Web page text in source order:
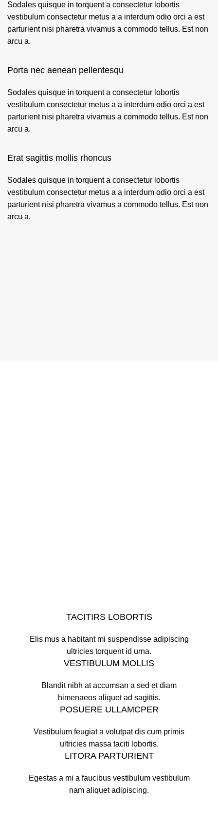
Sodales quisque in torquent a consectetur lobortis
vestibulum consectetur metus a a interdum odio orci a est
parturient nisi pharetra vivamus a commodo tellus. Est non
arcu a.
Porta nec aenean pellentesqu
Sodales quisque in torquent a consectetur lobortis
vestibulum consectetur metus a a interdum odio orci a est
parturient nisi pharetra vivamus a commodo tellus. Est non
arcu a.
Erat sagittis mollis rhoncus
Sodales quisque in torquent a consectetur lobortis
vestibulum consectetur metus a a interdum odio orci a est
parturient nisi pharetra vivamus a commodo tellus. Est non
arcu a.
TACITIRS LOBORTIS
Elis mus a habitant mi suspendisse adipiscing
ultricies torquent id urna.
VESTIBULUM MOLLIS
Blandit nibh at accumsan a sed et diam
himenaeos aliquet ad sagittis.
POSUERE ULLAMCPER
Vestibulum feugiat a volutpat dis cum primis
ultricies massa taciti lobortis.
LITORA PARTURIENT
Egestas a mi a faucibus vestibulum vestibulum
nam aliquet adipiscing.